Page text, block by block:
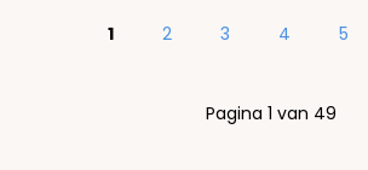
U lees momenteel pagina
1 Pagina
2 Pagina
3 Pagina
4 5
Pagina 1 van 49